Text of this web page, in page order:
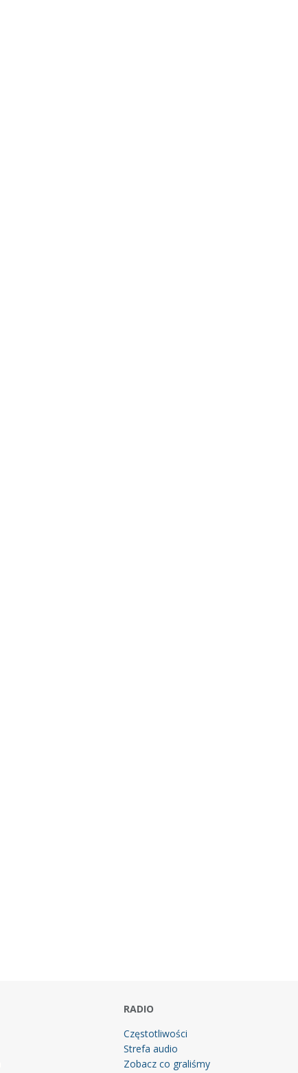
RADIO
Częstotliwości
Strefa audio
Zobacz co graliśmy